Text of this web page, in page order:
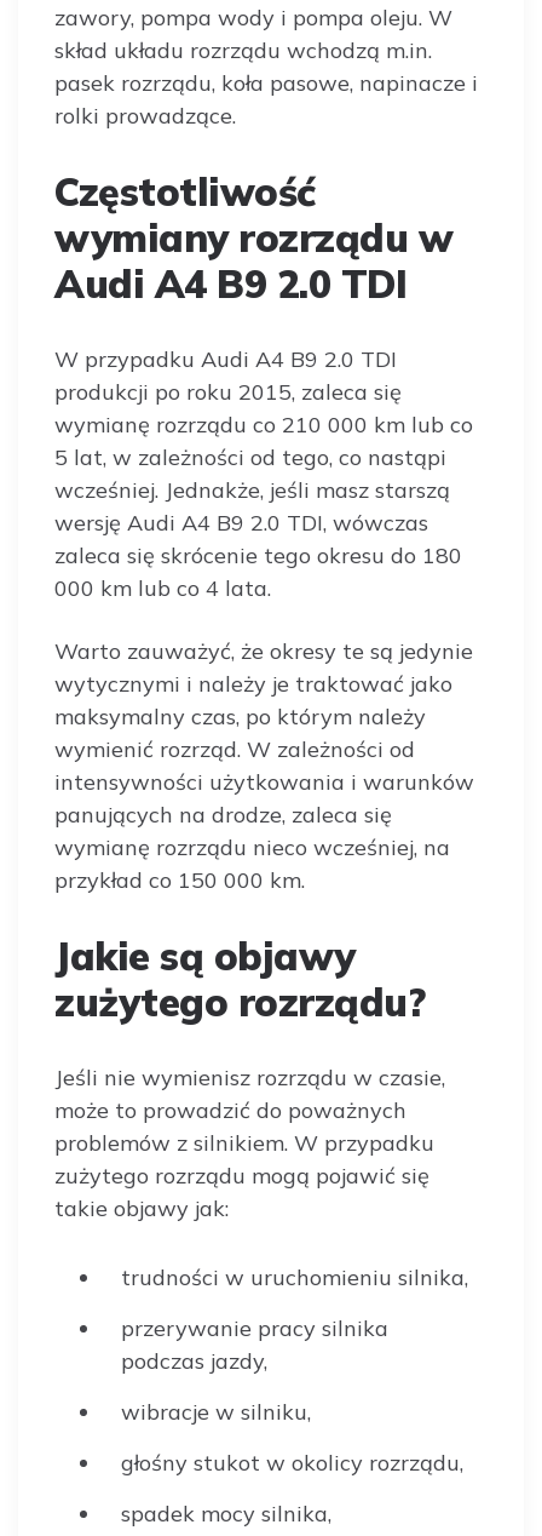
zawory, pompa wody i pompa oleju. W
skład układu rozrządu wchodzą m.in.
pasek rozrządu, koła pasowe, napinacze i
rolki prowadzące.
Częstotliwość
wymiany rozrządu w
Audi A4 B9 2.0 TDI
W przypadku Audi A4 B9 2.0 TDI
produkcji po roku 2015, zaleca się
wymianę rozrządu co 210 000 km lub co
5 lat, w zależności od tego, co nastąpi
wcześniej. Jednakże, jeśli masz starszą
wersję Audi A4 B9 2.0 TDI, wówczas
zaleca się skrócenie tego okresu do 180
000 km lub co 4 lata.
Warto zauważyć, że okresy te są jedynie
wytycznymi i należy je traktować jako
maksymalny czas, po którym należy
wymienić rozrząd. W zależności od
intensywności użytkowania i warunków
panujących na drodze, zaleca się
wymianę rozrządu nieco wcześniej, na
przykład co 150 000 km.
Jakie są objawy
zużytego rozrządu?
Jeśli nie wymienisz rozrządu w czasie,
może to prowadzić do poważnych
problemów z silnikiem. W przypadku
zużytego rozrządu mogą pojawić się
takie objawy jak:
trudności w uruchomieniu silnika,
przerywanie pracy silnika
podczas jazdy,
wibracje w silniku,
głośny stukot w okolicy rozrządu,
spadek mocy silnika,